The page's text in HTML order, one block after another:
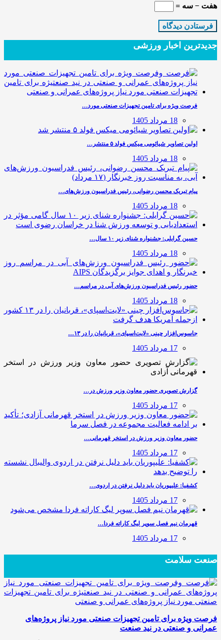
هفت − سه =
جدیدترین‌ اخبار ورزشی
فرصت ویژه برای تامین تجهیزات صنعتی مورد…
18 مرداد 1405
اولین تصاویر شیائومی میکس فولد ۵ منتشر…
18 مرداد 1405
پیام تبریک محسن رضوانی، رئیس فدراسیون ورزش‌های…
18 مرداد 1405
حسین گرایلی: جشنواره شنای زیر ۱۰ سال…
18 مرداد 1405
حضور رئیس فدراسیون ورزش‌های آبی در مراسم…
18 مرداد 1405
جاسوس‌افزار چینی «لایت‌اسپای»، قربانیان را در ۱۳…
17 مرداد 1405
گزارش تصویری حضور معاون وزیر ورزش در…
17 مرداد 1405
حضور معاون وزیر ورزش در استخر قهرمانی…
17 مرداد 1405
کشفیا: علیپوریان باید دلیل نرفتن در اردوی…
17 مرداد 1405
قهرمان نیم فصل سوپر لیگ کاراته فردا…
17 مرداد 1405
صنعت سلامت
فرصت ویژه برای تامین تجهیزات صنعتی مورد نیاز پروژه‌های
عمرانی و صنعتی در نید صنعت